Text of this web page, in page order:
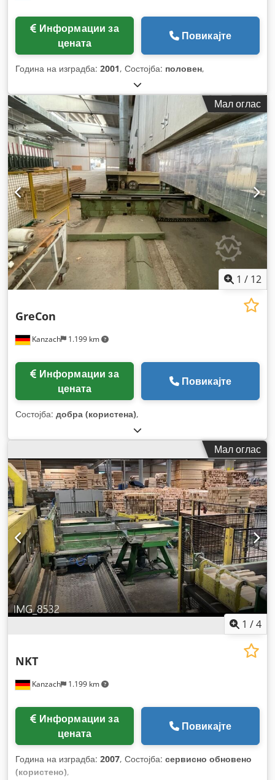
цената
Повикајте
Година на изградба: 2001, Состојба: половен,
Мал оглас
1 / 12
Kanzach 1.199 km
GreCon
цената
Повикајте
Состојба: добра (користена),
Мал оглас
1 /4
Kanzach 1.199 km
NKT
цената
Повикајте
Година на изградба: 2007, Состојба: сервисно обновено
(користено),